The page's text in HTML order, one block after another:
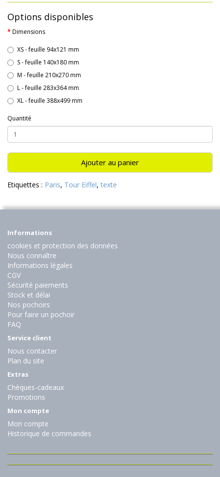
Options disponibles
Dimensions
XS - feuille 94x121 mm
S - feuille 140x180 mm
M - feuille 210x270 mm
L - feuille 283x364 mm
XL - feuille 388x499 mm
Quantité
Ajouter au panier
Etiquettes : Paris, Tour Eiffel,texte
Informations
cookies et protection des données
Nous connaître
Informations légales
CGV
Sécurité paiements
Stock et délai
Nos pochoirs
Pour faire un pochoir
FAQ
Service client
Nous contacter
Plan du site
Extras
Chèques-cadeaux
Promotions
Mon compte
Mon compte
Historique de commandes